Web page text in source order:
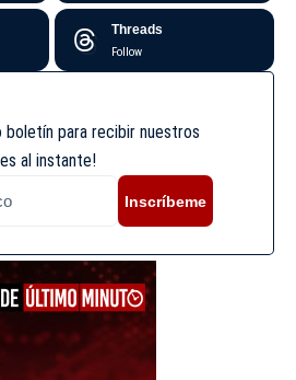
Threads
Follow
boletín para recibir nuestros
al instante!
Inscríbeme